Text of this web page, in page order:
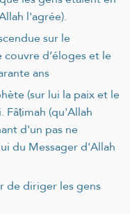
l'agrée).
sur le
couvre d’éloges et le
ans
(sur lui la paix et le
Fâṭimah (qu'Allah
d'un pas ne
du Messager d'Allah
de diriger les gens